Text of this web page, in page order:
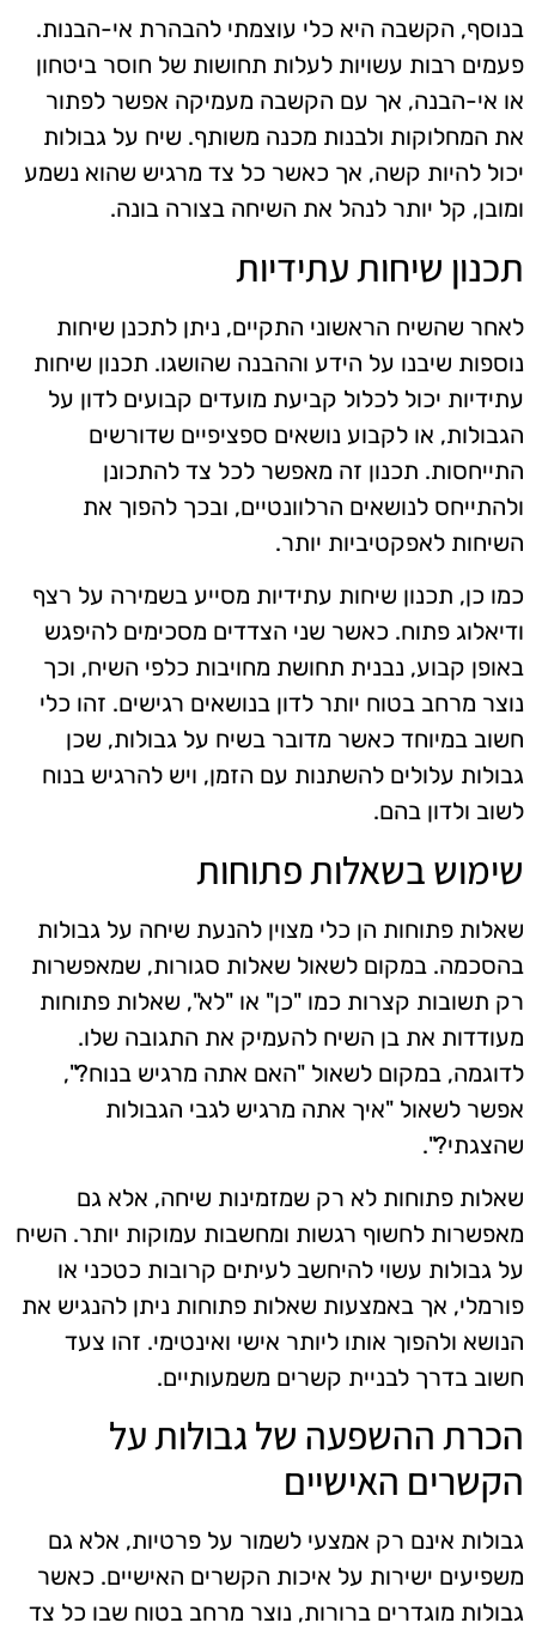
בנוסף, הקשבה היא כלי עוצמתי להבהרת אי-הבנות.
פעמים רבות עשויות לעלות תחושות של חוסר ביטחון
או אי-הבנה, אך עם הקשבה מעמיקה אפשר לפתור
את המחלוקות ולבנות מכנה משותף. שיח על גבולות
יכול להיות קשה, אך כאשר כל צד מרגיש שהוא נשמע
ומובן, קל יותר לנהל את השיחה בצורה בונה.
תכנון שיחות עתידיות
לאחר שהשיח הראשוני התקיים, ניתן לתכנן שיחות
נוספות שיבנו על הידע וההבנה שהושגו. תכנון שיחות
עתידיות יכול לכלול קביעת מועדים קבועים לדון על
הגבולות, או לקבוע נושאים ספציפיים שדורשים
התייחסות. תכנון זה מאפשר לכל צד להתכונן
ולהתייחס לנושאים הרלוונטיים, ובכך להפוך את
השיחות לאפקטיביות יותר.
כמו כן, תכנון שיחות עתידיות מסייע בשמירה על רצף
ודיאלוג פתוח. כאשר שני הצדדים מסכימים להיפגש
באופן קבוע, נבנית תחושת מחויבות כלפי השיח, וכך
נוצר מרחב בטוח יותר לדון בנושאים רגישים. זהו כלי
חשוב במיוחד כאשר מדובר בשיח על גבולות, שכן
גבולות עלולים להשתנות עם הזמן, ויש להרגיש בנוח
לשוב ולדון בהם.
שימוש בשאלות פתוחות
שאלות פתוחות הן כלי מצוין להנעת שיחה על גבולות
בהסכמה. במקום לשאול שאלות סגורות, שמאפשרות
רק תשובות קצרות כמו "כן" או "לא", שאלות פתוחות
מעודדות את בן השיח להעמיק את התגובה שלו.
לדוגמה, במקום לשאול "האם אתה מרגיש בנוח?",
אפשר לשאול "איך אתה מרגיש לגבי הגבולות
שהצגתי?".
שאלות פתוחות לא רק שמזמינות שיחה, אלא גם
מאפשרות לחשוף רגשות ומחשבות עמוקות יותר. השיח
על גבולות עשוי להיחשב לעיתים קרובות כטכני או
פורמלי, אך באמצעות שאלות פתוחות ניתן להנגיש את
הנושא ולהפוך אותו ליותר אישי ואינטימי. זהו צעד
חשוב בדרך לבניית קשרים משמעותיים.
הכרת ההשפעה של גבולות על
הקשרים האישיים
גבולות אינם רק אמצעי לשמור על פרטיות, אלא גם
משפיעים ישירות על איכות הקשרים האישיים. כאשר
גבולות מוגדרים ברורות, נוצר מרחב בטוח שבו כל צד